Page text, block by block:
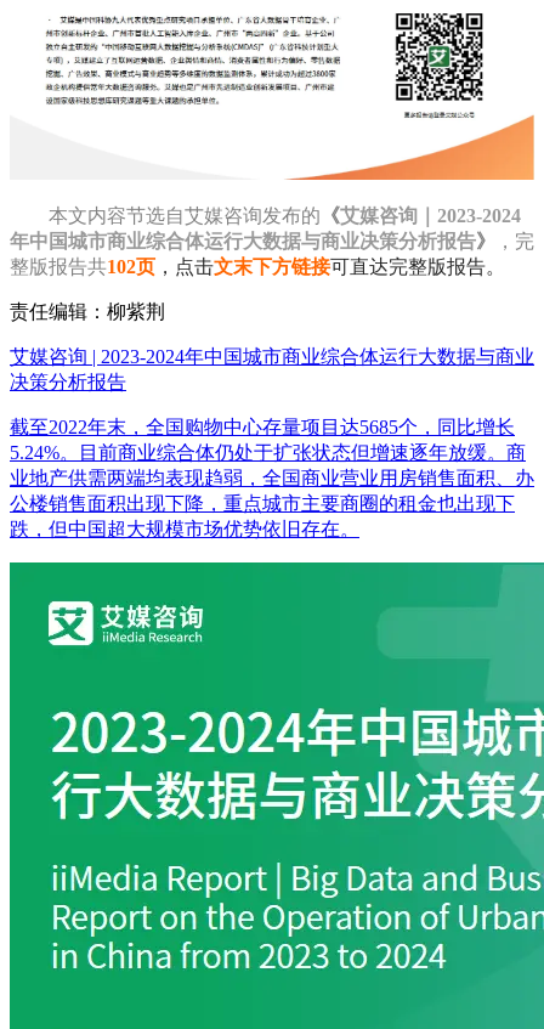
本文内容节选自艾媒咨询发布的 《艾媒咨询｜2023-2024
年中国城市商业综合体运行大数据与商业决策分析报告》
，完
整版报告共102页 ，点击文末下方链接可直达完整版报告。
责任编辑：柳紫荆
艾媒咨询 | 2023-2024年中国城市商业综合体运行大数据与商业
决策分析报告
截至2022年末，全国购物中心存量项目达5685个，同比增长
5.24%。目前商业综合体仍处于扩张状态但增速逐年放缓。商
业地产供需两端均表现趋弱，全国商业营业用房销售面积、办
公楼销售面积出现下降，重点城市主要商圈的租金也出现下
跌，但中国超大规模市场优势依旧存在。